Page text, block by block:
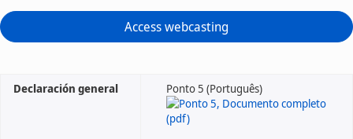
Access webcasting
Declaración general Ponto 5 (Português)